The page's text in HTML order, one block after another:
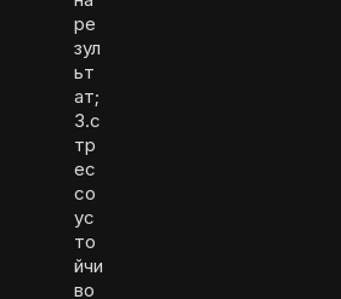
ре
зул
ьт
ат;
3.с
тр
ес
со
ус
то
йчи
во